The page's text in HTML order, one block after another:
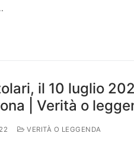
il 10 luglio
| Verità o
VERITÀ O LEGGENDA